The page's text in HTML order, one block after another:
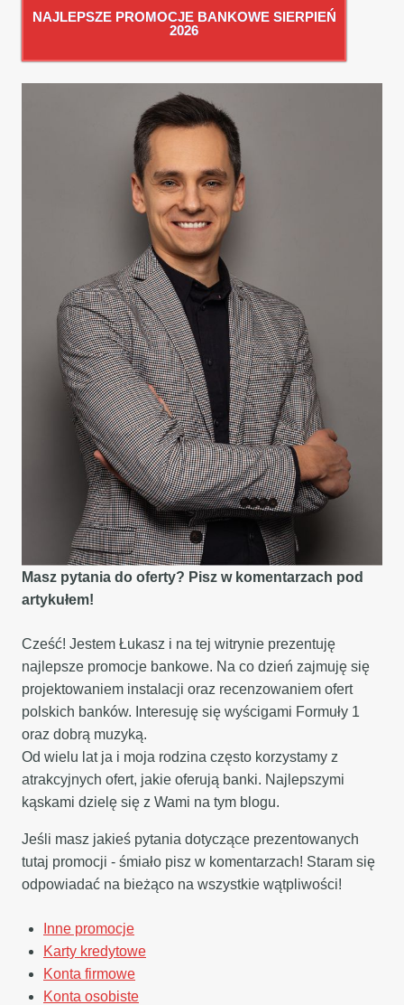
NAJLEPSZE PROMOCJE BANKOWE SIERPIEŃ
2026
Masz pytania do oferty? Pisz w komentarzach pod
artykułem!
Cześć! Jestem Łukasz i na tej witrynie prezentuję
najlepsze promocje bankowe. Na co dzień zajmuję się
projektowaniem instalacji oraz recenzowaniem ofert
polskich banków. Interesuję się wyścigami Formuły 1
oraz dobrą muzyką.
Od wielu lat ja i moja rodzina często korzystamy z
atrakcyjnych ofert, jakie oferują banki. Najlepszymi
kąskami dzielę się z Wami na tym blogu.
Jeśli masz jakieś pytania dotyczące prezentowanych
tutaj promocji - śmiało pisz w komentarzach! Staram się
odpowiadać na bieżąco na wszystkie wątpliwości!
Inne promocje
Karty kredytowe
Konta firmowe
Konta osobiste